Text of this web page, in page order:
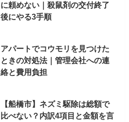
に頼めない｜殺鼠剤の交付終了
後にやる3手順
アパートでコウモリを見つけた
ときの対処法｜管理会社への連
絡と費用負担
【船橋市】ネズミ駆除は総額で
比べない？内訳4項目と金額を言